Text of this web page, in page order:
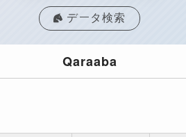
データ検索
Qaraaba